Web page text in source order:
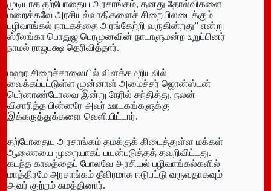
முடியாத தற்போதைய அரசாங்கம், தனது தோல்விகளை
மறைக்கவே அரசியல்வாதிகளைச் சிறையிலடைக்கும்
பழிவாங்கல் நாடகத்தை அரங்கேற்றி வருகின்றது” என்று
ஸ்ரீலங்கா பொதுஜ பெரமுனவின் நாடாளுமன்ற உறுப்பினர்
நாமல் ராஜபக்ஷ தெரிவித்தார்.
மஹர சிறைச்சாலையில் விளக்கமறியலில்
வைக்கப்பட்டுள்ள முன்னாள் அமைச்சர் ஜொன்ஸ்டன்
பெர்னாண்டோவை இன்று நேரில் சந்தித்து, நலன்
விசாரித்த பின்னரே அவர் ஊடகங்களுக்கு
இக்கருத்துக்களை வெளியிட்டார்.
தற்போதைய அரசாங்கம் தமக்குக் கிடைத்துள்ள மக்கள்
ஆணையை முறையாகப் பயன்படுத்தத் தவறிவிட்டது.
கடந்த காலத்தைப் போலவே அரசியல் பழிவாங்கல்களில்
மாத்திரமே அரசாங்கம் தீவிரமாக ஈடுபட்டு வருவதாகவும்
அவர் குற்றம் சுமத்தினார்.